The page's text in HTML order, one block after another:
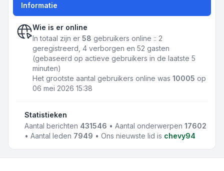
Informatie
Wie is er online
In totaal zijn er 58 gebruikers online :: 2
geregistreerd, 4 verborgen en 52 gasten
(gebaseerd op actieve gebruikers in de laatste 5
minuten)
Het grootste aantal gebruikers online was 10005 op
06 mei 2026 15:38
Statistieken
Aantal berichten 431546 • Aantal onderwerpen17602
• Aantal leden 7949 • Ons nieuwste lid is chevy94